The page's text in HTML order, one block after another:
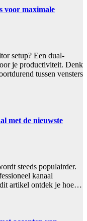
voor maximale
setup? Een dual-
je productiviteit. Denk
tussen vensters
met de nieuwste
steeds populairder.
kanaal
artikel ontdek je hoe…